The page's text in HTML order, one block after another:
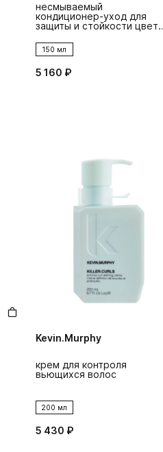
несмываемый
кондиционер-уход для
защиты и стойкости цвета
волос everlasting.colour
leave-in
150 мл
5 160 ₽
Kevin.Murphy
крем для контроля
вьющихся волос
200 мл
5 430 ₽